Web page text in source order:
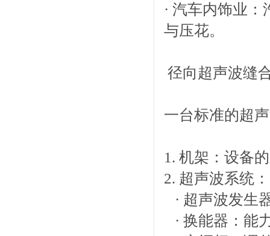
· 汽车内饰业
与压花。
径向超声波缝
一台标准的超
1. 机架：设备
2. 超声波系统：
· 超声波发生
· 换能器：能